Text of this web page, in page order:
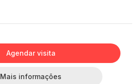
Agendar visita
Mais informações